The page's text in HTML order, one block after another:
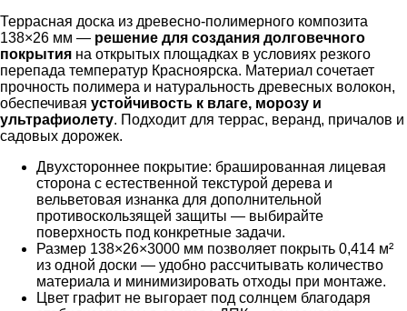
Террасная доска из древесно-полимерного композита
138×26 мм — решение для создания долговечного
покрытия на открытых площадках в условиях резкого
перепада температур Красноярска. Материал сочетает
прочность полимера и натуральность древесных волокон,
обеспечивая устойчивость к влаге, морозу и
ультрафиолету. Подходит для террас, веранд, причалов и
садовых дорожек.
Двухстороннее покрытие: брашированная лицевая
сторона с естественной текстурой дерева и
вельветовая изнанка для дополнительной
противоскользящей защиты — выбирайте
поверхность под конкретные задачи.
Размер 138×26×3000 мм позволяет покрыть 0,414 м²
из одной доски — удобно рассчитывать количество
материала и минимизировать отходы при монтаже.
Цвет графит не выгорает под солнцем благодаря